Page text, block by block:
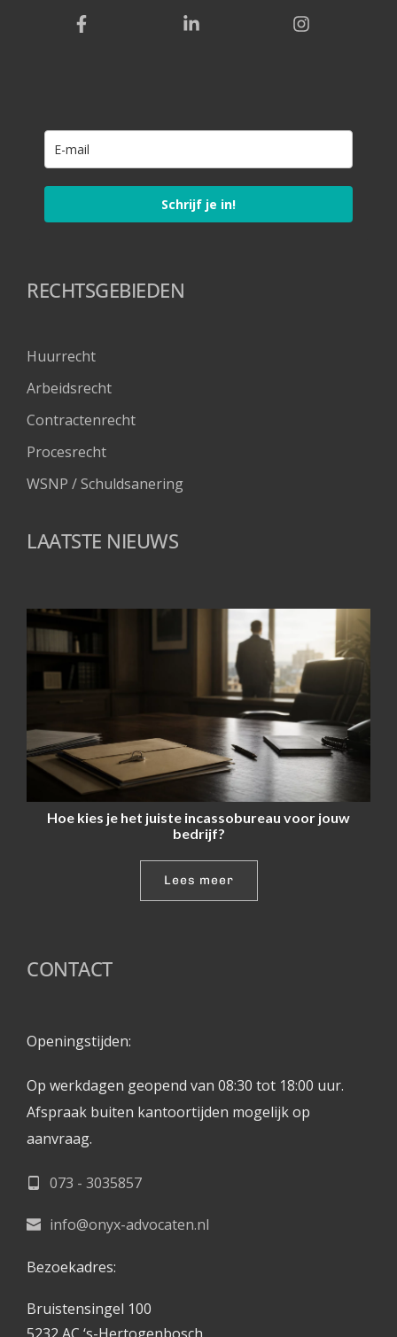
Schrijf je in!
RECHTSGEBIEDEN
Huurrecht
Arbeidsrecht
Contractenrecht
Procesrecht
WSNP / Schuldsanering
LAATSTE NIEUWS
Hoe kies je het juiste incassobureau voor jouw
bedrijf?
Lees meer
CONTACT
Openingstijden:
Op werkdagen geopend van 08:30 tot 18:00 uur.
Afspraak buiten kantoortijden mogelijk op
aanvraag.
073 - 3035857
info@onyx-advocaten.nl
Bezoekadres:
Bruistensingel 100